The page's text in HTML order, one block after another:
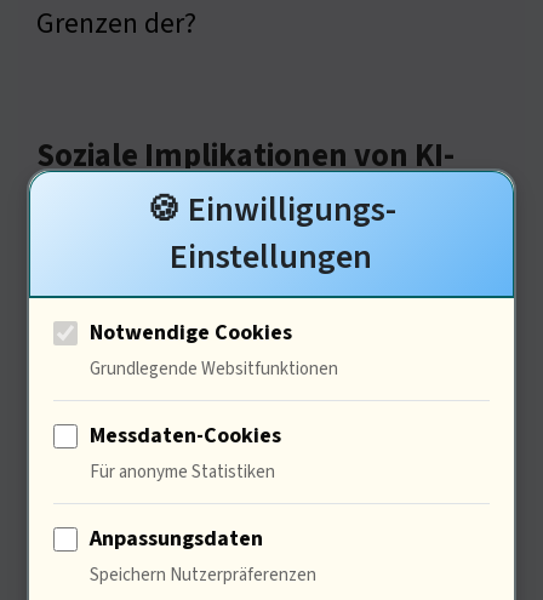
Grenzen der?
Soziale Implikationen von KI-
Systemen
Die soziale Dimension ist
entscheidend. 60% der Menschen
haben Bedenken hinsichtlich der
🍪 Einwilligungs-
Einstellungen
Notwendige Cookies
Grundlegende Websitfunktionen
Messdaten-Cookies
Für anonyme Statistiken
Anpassungsdaten
Speichern Nutzerpräferenzen